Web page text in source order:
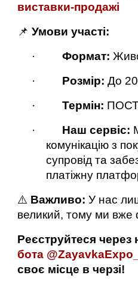
виставки-продажі
📌Умови участі:
·Формат:
· Розмір: До
·Термін:
· Наш сервіс:
комунікацію з
супровід та
платіжну
⚠️ Важливо: У нас
великий, тому ми вже
Реєструйтеся
бота
своє місце в черзі!